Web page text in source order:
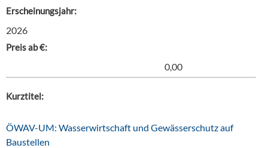
Erscheinungsjahr:
2026
Preis ab €:
0,00
Kurztitel:
ÖWAV-UM: Wasserwirtschaft und Gewässerschutz auf
Baustellen